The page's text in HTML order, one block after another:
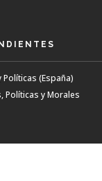
(España)
Políticas y Morales